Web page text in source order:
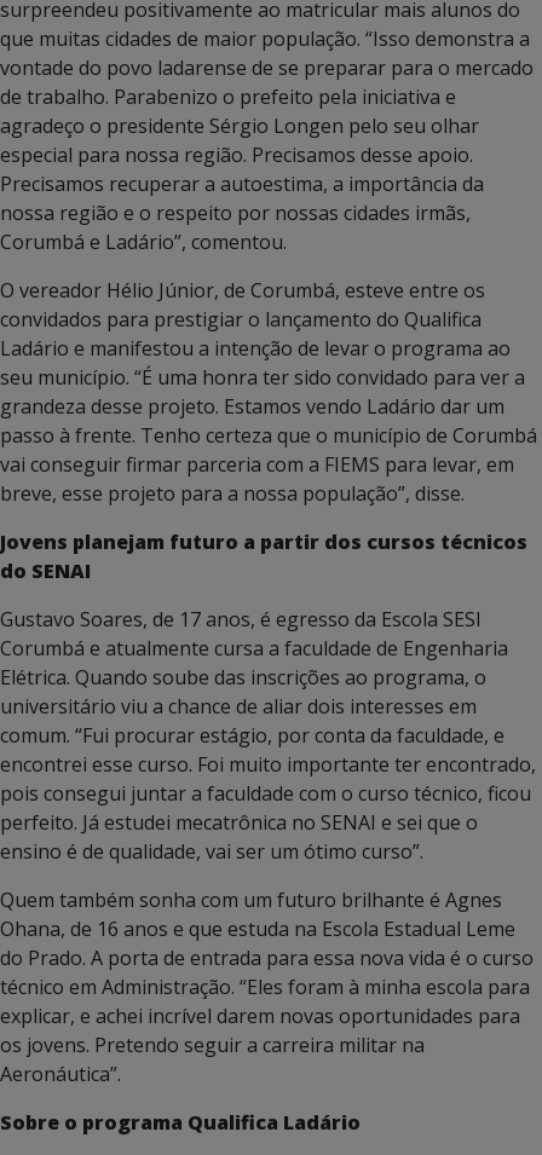
surpreendeu positivamente ao matricular mais alunos do
que muitas cidades de maior população. “Isso demonstra a
vontade do povo ladarense de se preparar para o mercado
de trabalho. Parabenizo o prefeito pela iniciativa e
agradeço o presidente Sérgio Longen pelo seu olhar
especial para nossa região. Precisamos desse apoio.
Precisamos recuperar a autoestima, a importância da
nossa região e o respeito por nossas cidades irmãs,
Corumbá e Ladário”, comentou.
O vereador Hélio Júnior, de Corumbá, esteve entre os
convidados para prestigiar o lançamento do Qualifica
Ladário e manifestou a intenção de levar o programa ao
seu município. “É uma honra ter sido convidado para ver a
grandeza desse projeto. Estamos vendo Ladário dar um
passo à frente. Tenho certeza que o município de Corumbá
vai conseguir firmar parceria com a FIEMS para levar, em
breve, esse projeto para a nossa população”, disse.
Jovens planejam futuro a partir dos cursos técnicos
do SENAI
Gustavo Soares, de 17 anos, é egresso da Escola SESI
Corumbá e atualmente cursa a faculdade de Engenharia
Elétrica. Quando soube das inscrições ao programa, o
universitário viu a chance de aliar dois interesses em
comum. “Fui procurar estágio, por conta da faculdade, e
encontrei esse curso. Foi muito importante ter encontrado,
pois consegui juntar a faculdade com o curso técnico, ficou
perfeito. Já estudei mecatrônica no SENAI e sei que o
ensino é de qualidade, vai ser um ótimo curso”.
Quem também sonha com um futuro brilhante é Agnes
Ohana, de 16 anos e que estuda na Escola Estadual Leme
do Prado. A porta de entrada para essa nova vida é o curso
técnico em Administração. “Eles foram à minha escola para
explicar, e achei incrível darem novas oportunidades para
os jovens. Pretendo seguir a carreira militar na
Aeronáutica”.
Sobre o programa Qualifica Ladário